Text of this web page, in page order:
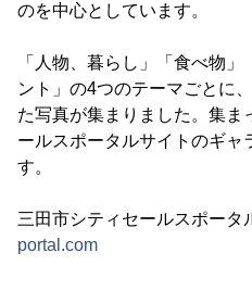
のを中心としています。
「人物、暮らし」「食べ物
ント」の4つのテーマごとに
た写真が集まりました。集ま
ールスポータルサイトのギャ
す。
三田市シティセールスポータ
portal.com